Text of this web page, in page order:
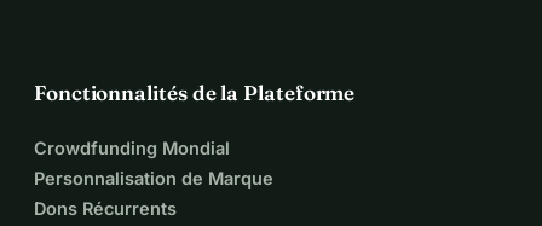
Fonctionnalités de la Plateforme
Crowdfunding Mondial
Personnalisation de Marque
Dons Récurrents